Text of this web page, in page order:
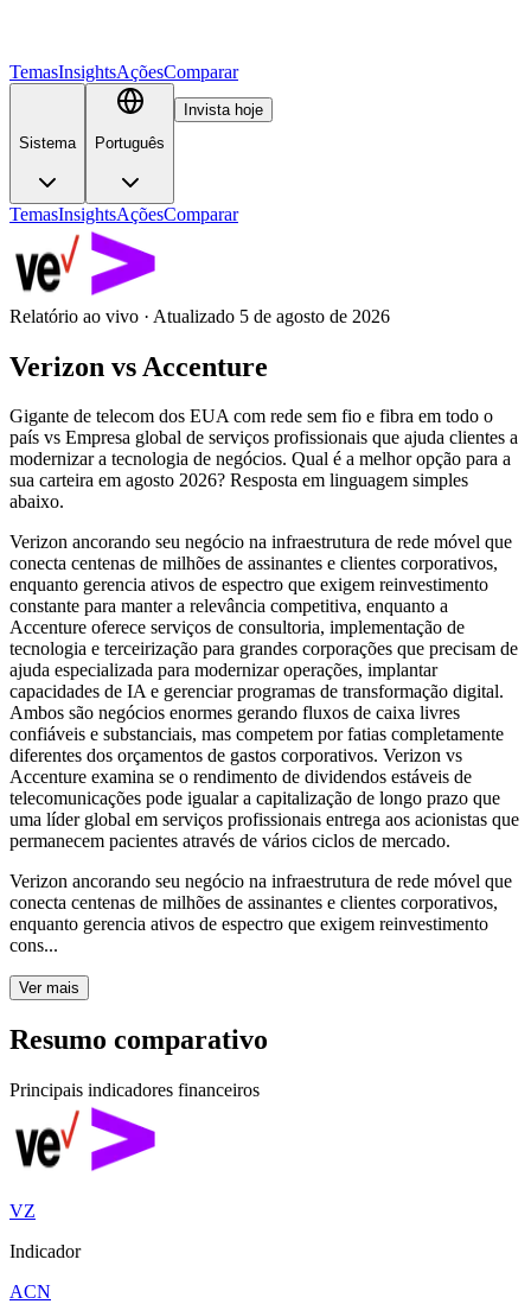
TemasInsightsAçõesComparar
Sistema Português
Invista hoje
TemasInsightsAçõesComparar
Relatório ao vivo · Atualizado 5 de agosto de 2026
Verizon vs Accenture
Gigante de telecom dos EUA com rede sem fio e fibra em todo o
país vs Empresa global de serviços profissionais que ajuda clientes a
modernizar a tecnologia de negócios. Qual é a melhor opção para a
sua carteira em agosto 2026? Resposta em linguagem simples
abaixo.
Verizon ancorando seu negócio na infraestrutura de rede móvel que
conecta centenas de milhões de assinantes e clientes corporativos,
enquanto gerencia ativos de espectro que exigem reinvestimento
constante para manter a relevância competitiva, enquanto a
Accenture oferece serviços de consultoria, implementação de
tecnologia e terceirização para grandes corporações que precisam de
ajuda especializada para modernizar operações, implantar
capacidades de IA e gerenciar programas de transformação digital.
Ambos são negócios enormes gerando fluxos de caixa livres
confiáveis e substanciais, mas competem por fatias completamente
diferentes dos orçamentos de gastos corporativos. Verizon vs
Accenture examina se o rendimento de dividendos estáveis de
telecomunicações pode igualar a capitalização de longo prazo que
uma líder global em serviços profissionais entrega aos acionistas que
permanecem pacientes através de vários ciclos de mercado.
Verizon ancorando seu negócio na infraestrutura de rede móvel que
conecta centenas de milhões de assinantes e clientes corporativos,
enquanto gerencia ativos de espectro que exigem reinvestimento
cons...
Ver mais
Resumo comparativo
Principais indicadores financeiros
VZ
Indicador
ACN